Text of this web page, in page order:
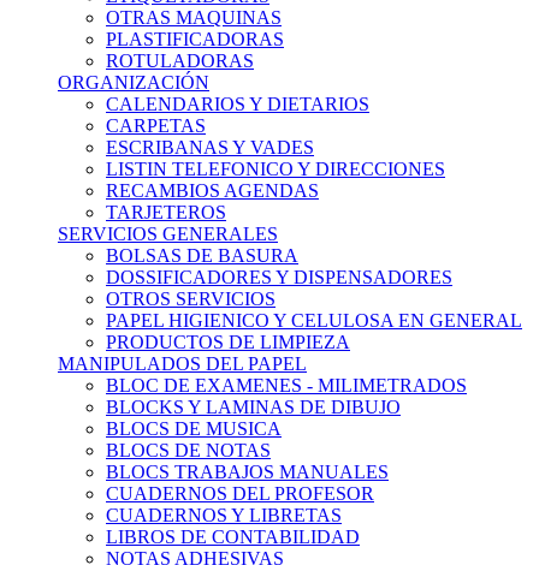
OTRAS MAQUINAS
PLASTIFICADORAS
ROTULADORAS
ORGANIZACIÓN
CALENDARIOS Y DIETARIOS
CARPETAS
ESCRIBANAS Y VADES
LISTIN TELEFONICO Y DIRECCIONES
RECAMBIOS AGENDAS
TARJETEROS
SERVICIOS GENERALES
BOLSAS DE BASURA
DOSSIFICADORES Y DISPENSADORES
OTROS SERVICIOS
PAPEL HIGIENICO Y CELULOSA EN GENERAL
PRODUCTOS DE LIMPIEZA
MANIPULADOS DEL PAPEL
BLOC DE EXAMENES - MILIMETRADOS
BLOCKS Y LAMINAS DE DIBUJO
BLOCS DE MUSICA
BLOCS DE NOTAS
BLOCS TRABAJOS MANUALES
CUADERNOS DEL PROFESOR
CUADERNOS Y LIBRETAS
LIBROS DE CONTABILIDAD
NOTAS ADHESIVAS